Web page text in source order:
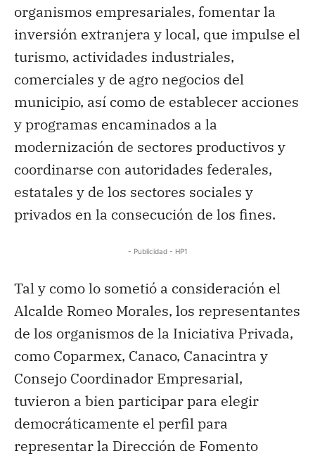
organismos empresariales, fomentar la
inversión extranjera y local, que impulse el
turismo, actividades industriales,
comerciales y de agro negocios del
municipio, así como de establecer acciones
y programas encaminados a la
modernización de sectores productivos y
coordinarse con autoridades federales,
estatales y de los sectores sociales y
privados en la consecución de los fines.
- Publicidad - HP1
Tal y como lo sometió a consideración el
Alcalde Romeo Morales, los representantes
de los organismos de la Iniciativa Privada,
como Coparmex, Canaco, Canacintra y
Consejo Coordinador Empresarial,
tuvieron a bien participar para elegir
democráticamente el perfil para
representar la Dirección de Fomento